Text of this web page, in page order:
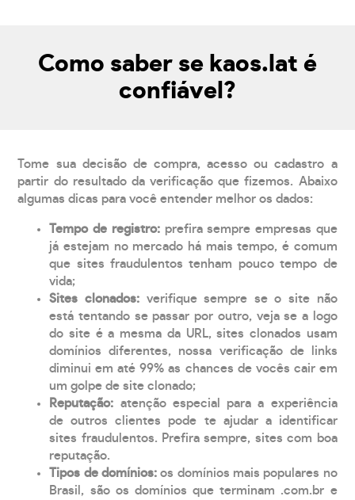
Como saber se kaos.lat é
confiável?
Tome sua decisão de compra, acesso ou cadastro a
partir do resultado da verificação que fizemos. Abaixo
algumas dicas para você entender melhor os dados:
Tempo de registro: prefira sempre empresas que
já estejam no mercado há mais tempo, é comum
que sites fraudulentos tenham pouco tempo de
vida;
Sites clonados: verifique sempre se o site não
está tentando se passar por outro, veja se a logo
do site é a mesma da URL, sites clonados usam
domínios diferentes, nossa verificação de links
diminui em até 99% as chances de vocês cair em
um golpe de site clonado;
Reputação: atenção especial para a experiência
de outros clientes pode te ajudar a identificar
sites fraudulentos. Prefira sempre, sites com boa
reputação.
Tipos de domínios:os domínios mais populares no
Brasil, são os domínios que terminam .com.br e